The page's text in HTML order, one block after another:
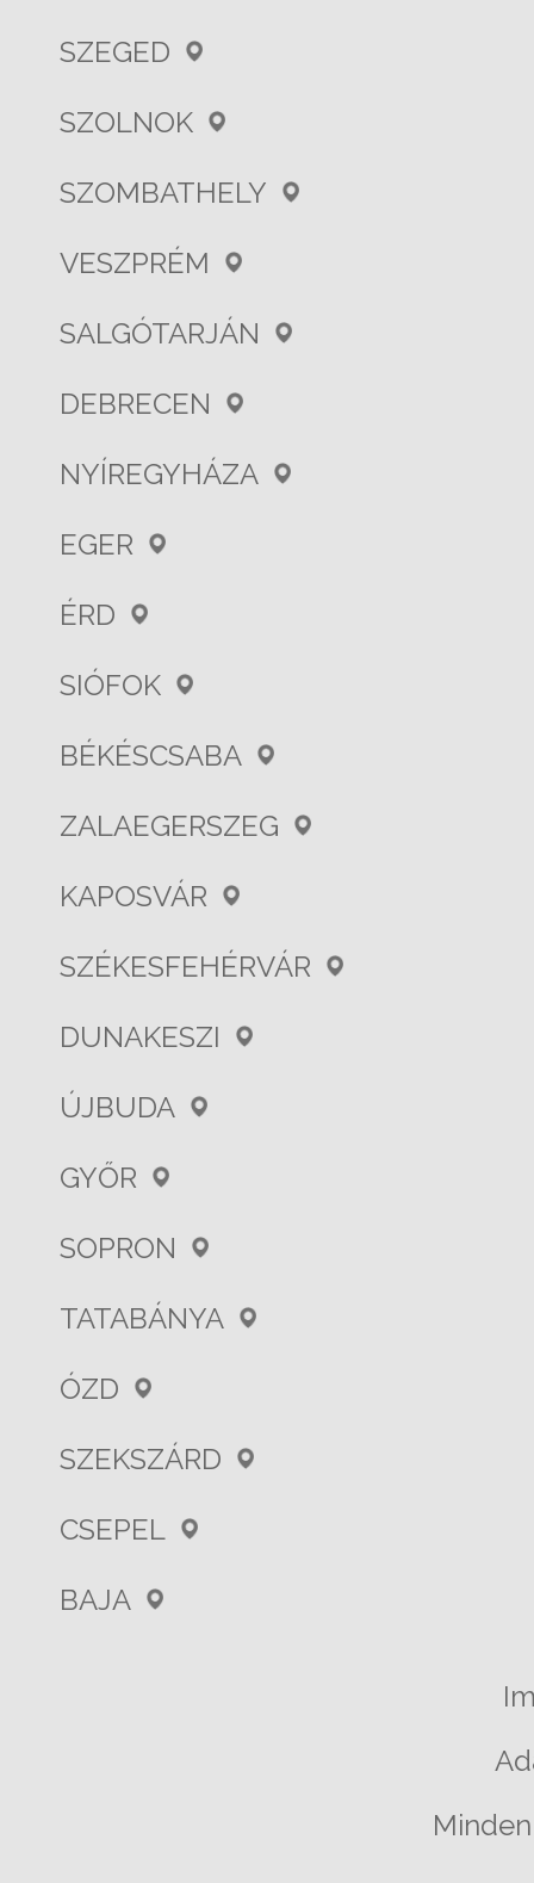
SZEGED
SZOLNOK
SZOMBATHELY
VESZPRÉM
SALGÓTARJÁN
DEBRECEN
NYÍREGYHÁZA
EGER
ÉRD
SIÓFOK
BÉKÉSCSABA
ZALAEGERSZEG
KAPOSVÁR
SZÉKESFEHÉRVÁR
DUNAKESZI
ÚJBUDA
GYŐR
SOPRON
TATABÁNYA
ÓZD
SZEKSZÁRD
CSEPEL
BAJA